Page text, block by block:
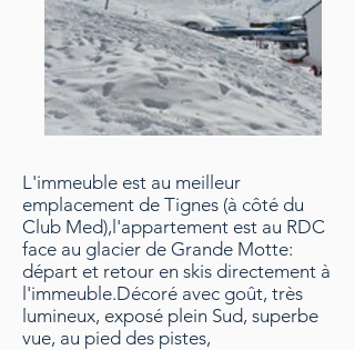
L'immeuble est au meilleur
emplacement de Tignes (à côté du
Club Med),l'appartement est au RDC
face au glacier de Grande Motte:
départ et retour en skis directement à
l'immeuble.Décoré avec goût, très
lumineux, exposé plein Sud, superbe
vue, au pied des pistes,